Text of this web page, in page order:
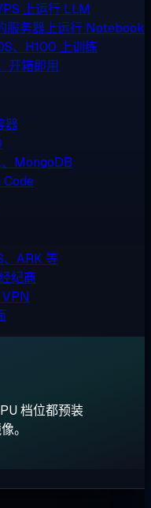
上运行 LLM
服务器上运行 Notebook
、H100 上训练
开箱即用
器
MongoDB
Code
ARK 等
纪商
档位都预装
。